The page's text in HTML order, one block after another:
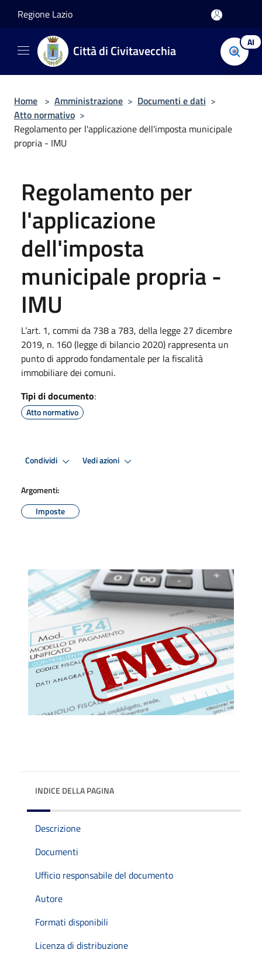
Regione Lazio
Città di Civitavecchia AI
Home > Amministrazione > Documenti e dati >
Atto normativo >
Regolamento per l'applicazione dell'imposta municipale
propria - IMU
Regolamento per
l'applicazione
dell'imposta
municipale propria -
IMU
L’art. 1, commi da 738 a 783, della legge 27 dicembre
2019, n. 160 (legge di bilancio 2020) rappresenta un
punto di approdo fondamentale per la fiscalità
immobiliare dei comuni.
Tipi di documento:
Atto normativo
Condividi Vedi azioni
Argomenti:
Imposte
INDICE DELLA PAGINA
Descrizione
Documenti
Ufficio responsabile del documento
Autore
Formati disponibili
Licenza di distribuzione